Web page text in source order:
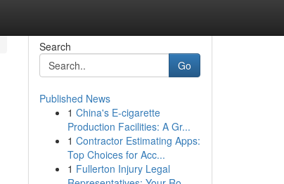
Search
Go
Published News
1 China's E-cigarette
Production Facilities: A Gr...
1 Contractor Estimating Apps:
Top Choices for Acc...
1 Fullerton Injury Legal